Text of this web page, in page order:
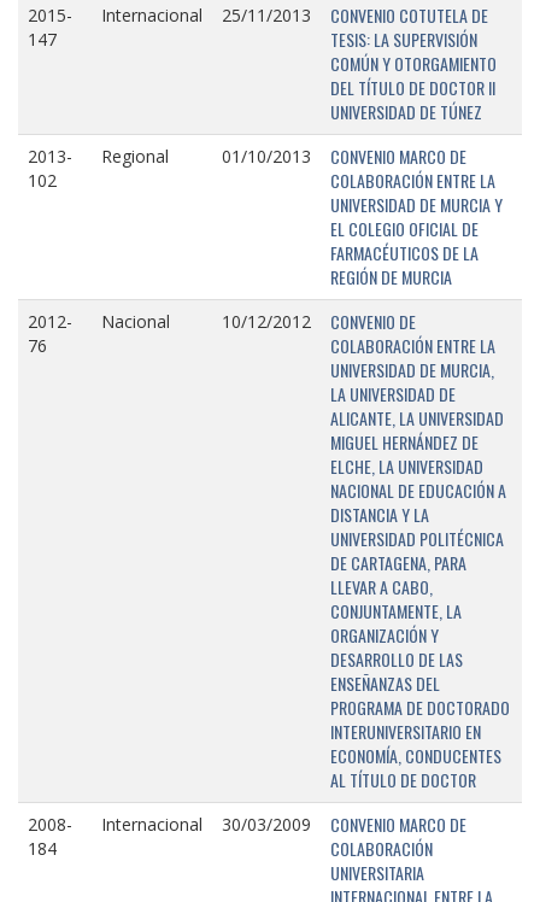
2015-
147
Internacional 25/11/2013
CONVENIO COTUTELA DE
TESIS: LA SUPERVISIÓN
COMÚN Y OTORGAMIENTO
DEL TÍTULO DE DOCTOR II
UNIVERSIDAD DE TÚNEZ
2013-
102
Regional 01/10/2013
CONVENIO MARCO DE
COLABORACIÓN ENTRE LA
UNIVERSIDAD DE MURCIA Y
EL COLEGIO OFICIAL DE
FARMACÉUTICOS DE LA
REGIÓN DE MURCIA
2012-
76
Nacional 10/12/2012
CONVENIO DE
COLABORACIÓN ENTRE LA
UNIVERSIDAD DE MURCIA,
LA UNIVERSIDAD DE
ALICANTE, LA UNIVERSIDAD
MIGUEL HERNÁNDEZ DE
ELCHE, LA UNIVERSIDAD
NACIONAL DE EDUCACIÓN A
DISTANCIA Y LA
UNIVERSIDAD POLITÉCNICA
DE CARTAGENA, PARA
LLEVAR A CABO,
CONJUNTAMENTE, LA
ORGANIZACIÓN Y
DESARROLLO DE LAS
ENSEÑANZAS DEL
PROGRAMA DE DOCTORADO
INTERUNIVERSITARIO EN
ECONOMÍA, CONDUCENTES
AL TÍTULO DE DOCTOR
2008-
184
Internacional 30/03/2009
CONVENIO MARCO DE
COLABORACIÓN
UNIVERSITARIA
INTERNACIONAL ENTRE LA